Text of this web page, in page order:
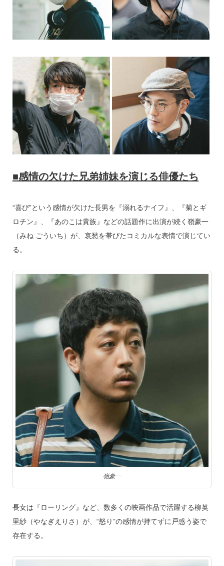
■感情の欠けた兄弟姉妹を演じる俳優たち
“喜び”という感情が欠けた長男を『溺れるナイフ』、『菊とギ
ロチン』、『あのこは貴族』などの話題作に出演が続く嶺豪一
（みね ごういち）が、哀愁を帯びたコミカルな表情で演じてい
る。
嶺豪一
長女は『ローリング』など、数多くの映画作品で活躍する柳英
里紗（やなぎえりさ）が、“怒り”の感情が持てずに戸惑う姿で
存在する。